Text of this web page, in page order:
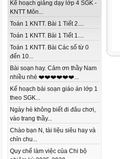
Kế hoạch giảng dạy lớp 4 SGK -
KNTT Môn...
Toán 1 KNTT. Bài 1 Tiết 2....
Toán 1 KNTT. Bài 1 Tiết 1....
Toán 1 KNTT. Bài Các số từ 0
đến 10...
Bài soạn hay. Cảm ơn thầy Nam
nhiều nhé ❤️❤️❤️❤️❤️❤️...
Kế hoạch bài soạn giáo án lớp 1
theo SGK...
Ngày hè không biết đi đâu chơi,
vào trang thầy...
Chào bạn N, tài liệu siêu hay và
chỉn chu...
Quy chế làm việc của Chi bộ